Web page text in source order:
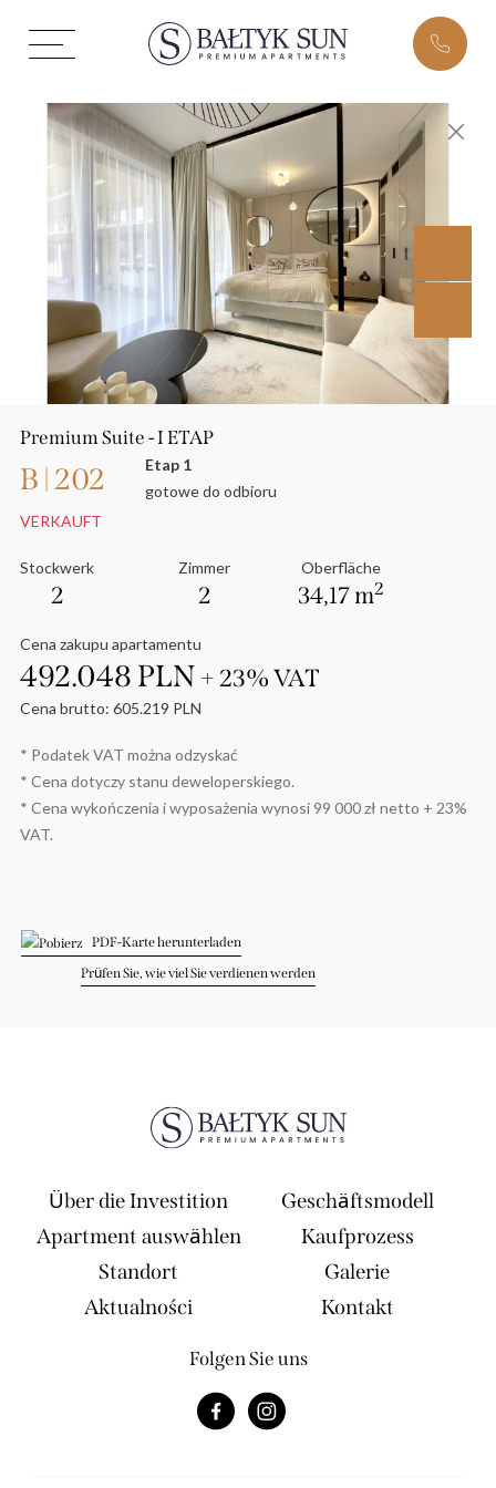
Premium Suite - I ETAP
B | 202
Etap 1
gotowe do odbioru
VERKAUFT
Stockwerk
2
Zimmer
2
Oberfläche
34,17 m2
Cena zakupu apartamentu
492.048 PLN + 23% VAT
Cena brutto: 605.219 PLN
* Podatek VAT można odzyskać
* Cena dotyczy stanu deweloperskiego.
* Cena wykończenia i wyposażenia wynosi 99 000 zł netto + 23%
VAT.
PDF-Karte herunterladen
Prüfen Sie, wie viel Sie verdienen werden
Über die Investition
Geschäftsmodell
Apartment auswählen
Kaufprozess
Standort
Galerie
Aktualności
Kontakt
Folgen Sie uns